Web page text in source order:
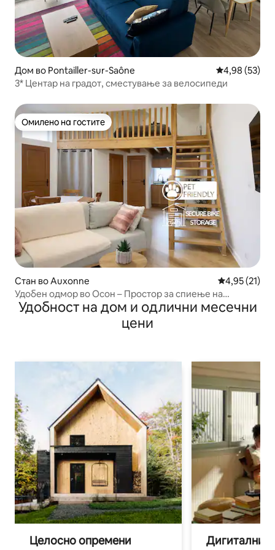
Дом во Pontailler-sur-Saône Просечна
4,98 (53)
3* Центар на градот, сместување за велосипеди
Омилено на гостите
Омилено на гостите
Стан во Auxonne Просечна
4,95 (21)
Удобен одмор во Осон – Простор за спиење на
поткровје
Удобност на дом и одлични месечни
цени
Целосно опремени
Дигитални